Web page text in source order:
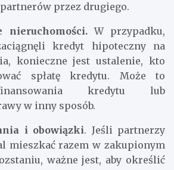
przez drugiego.
nieruchomości.W przypadku,
kredyt hipoteczny na
konieczne jest ustalenie, kto
spłatę kredytu. Może to
kredytu lub
w inny sposób.
i obowiązki. Jeśli partnerzy
mieszkać razem w zakupionym
ważne jest, aby określić